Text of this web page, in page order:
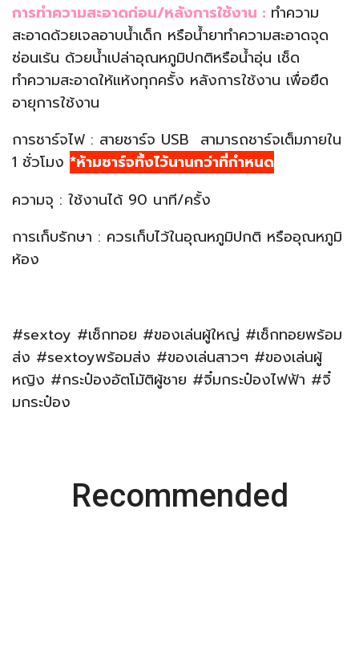
การทำความสะอาดก่อน/หลังการใช้งาน : ทำความ
สะอาดด้วยเจลอาบน้ำเด็ก หรือน้ำยาทำความสะอาดจุด
ซ่อนเร้น ด้วยน้ำเปล่าอุณหภูมิปกติหรือน้ำอุ่น เช็ด
ทำความสะอาดให้แห้งทุกครั้ง หลังการใช้งาน เพื่อยืด
อายุการใช้งาน
การชาร์จไฟ : สายชาร์จ USB สามารถชาร์จเต็มภายใน
1 ชั่วโมง *ห้ามชาร์จทิ้งไว้นานกว่าที่กำหนด
ความจุ : ใช้งานได้ 90 นาที/ครั้ง
การเก็บรักษา : ควรเก็บไว้ในอุณหภูมิปกติ หรืออุณหภูมิ
ห้อง
#sextoy #เซ็กทอย #ของเล่นผู้ใหญ่ #เซ็กทอยพร้อม
ส่ง #sextoyพร้อมส่ง #ของเล่นสาวๆ #ของเล่นผู้
หญิง #กระป๋องอัตโมัติผู้ชาย #จิ๋มกระป๋องไฟฟ้า #จิ๋
มกระป๋อง
Recommended